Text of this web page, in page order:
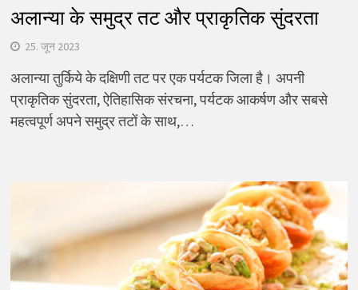
अलान्या के समुद्र तट और प्राकृतिक सुंदरता
25. जून 2023
अलान्या तुर्किये के दक्षिणी तट पर एक पर्यटक जिला है। अपनी
प्राकृतिक सुंदरता, ऐतिहासिक संरचना, पर्यटक आकर्षण और सबसे
महत्वपूर्ण अपने समुद्र तटों के साथ,…